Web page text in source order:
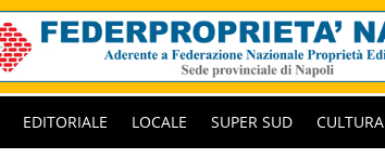
EDITORIALE LOCALE SUPER SUD CULTURA